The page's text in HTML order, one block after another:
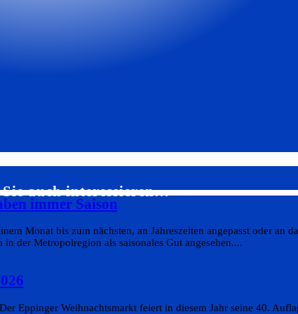
Sie auch interessieren…
immer Saison
Monat bis zum nächsten, an Jahreszeiten angepasst oder an
der Metropolregion als saisonales Gut angesehen....
Eppinger Weihnachtsmarkt feiert in diesem Jahr seine 40.